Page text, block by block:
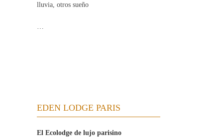
lluvia, otros sueño
EDEN LODGE PARIS
El Ecolodge de lujo parisino